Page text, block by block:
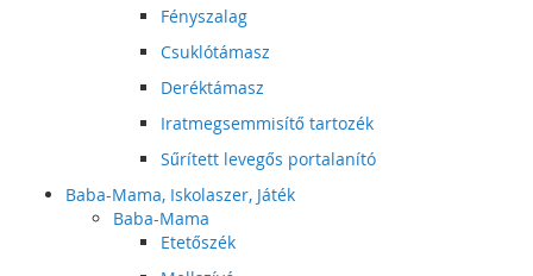
Fényszalag
Csuklótámasz
Deréktámasz
Iratmegsemmisítő tartozék
Sűrített levegős portalanító
Baba-Mama, Iskolaszer, Játék
Baba-Mama
Etetőszék